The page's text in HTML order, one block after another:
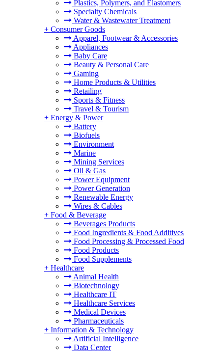
Plastics, Polymers, and Elastomers
Specialty Chemicals
Water & Wastewater Treatment
+ Consumer Goods
Apparel, Footwear & Accessories
Appliances
Baby Care
Beauty & Personal Care
Gaming
Home Products & Utilities
Retailing
Sports & Fitness
Travel & Tourism
+ Energy & Power
Battery
Biofuels
Environment
Marine
Mining Services
Oil & Gas
Power Equipment
Power Generation
Renewable Energy
Wires & Cables
+ Food & Beverage
Beverages Products
Food Ingredients & Food Additives
Food Processing & Processed Food
Food Products
Food Supplements
+ Healthcare
Animal Health
Biotechnology
Healthcare IT
Healthcare Services
Medical Devices
Pharmaceuticals
+ Information & Technology
Artificial Intelligence
Data Center